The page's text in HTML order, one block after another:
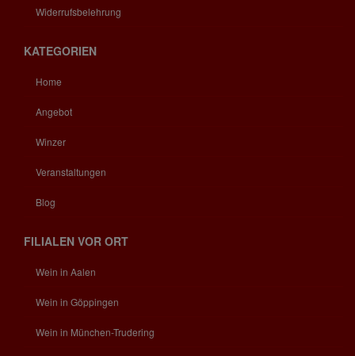
Widerrufsbelehrung
KATEGORIEN
Home
Angebot
Winzer
Veranstaltungen
Blog
FILIALEN VOR ORT
Wein in Aalen
Wein in Göppingen
Wein in München-Trudering